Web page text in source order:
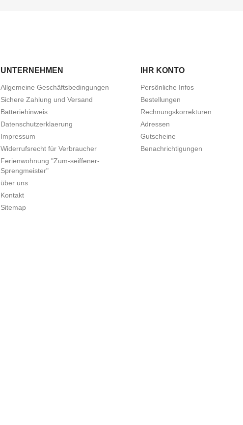
UNTERNEHMEN
Allgemeine Geschäftsbedingungen
Sichere Zahlung und Versand
Batteriehinweis
Datenschutzerklaerung
Impressum
Widerrufsrecht für Verbraucher
Ferienwohnung "Zum-seiffener-
Sprengmeister"
über uns
Kontakt
Sitemap
IHR KONTO
Persönliche Infos
Bestellungen
Rechnungskorrekturen
Adressen
Gutscheine
Benachrichtigungen